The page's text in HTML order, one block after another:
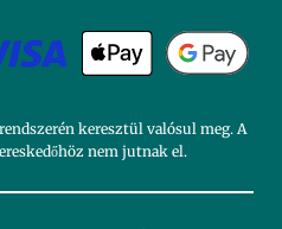
keresztül valósul meg. A
nem jutnak el.